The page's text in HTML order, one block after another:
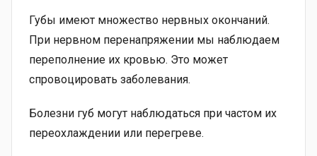
Губы имеют множество нервных окончаний.
При нервном перенапряжении мы наблюдаем
переполнение их кровью. Это может
спровоцировать заболевания.
Болезни губ могут наблюдаться при частом их
переохлаждении или перегреве.